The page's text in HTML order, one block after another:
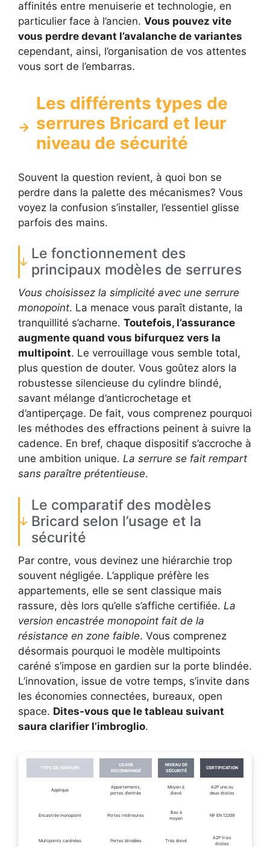
affinités entre menuiserie et technologie, en
particulier face à l’ancien. Vous pouvez vite
vous perdre devant l’avalanche de variantes
cependant, ainsi, l’organisation de vos attentes
vous sort de l’embarras.
Les différents types de
serrures Bricard et leur
niveau de sécurité
Souvent la question revient, à quoi bon se
perdre dans la palette des mécanismes? Vous
voyez la confusion s’installer, l’essentiel glisse
parfois des mains.
Le fonctionnement des
principaux modèles de serrures
Vous choisissez la simplicité avec une serrure
monopoint. La menace vous paraît distante, la
tranquillité s’acharne. Toutefois, l’assurance
augmente quand vous bifurquez vers la
multipoint. Le verrouillage vous semble total,
plus question de douter. Vous goûtez alors la
robustesse silencieuse du cylindre blindé,
savant mélange d’anticrochetage et
d’antiperçage. De fait, vous comprenez pourquoi
les méthodes des effractions peinent à suivre la
cadence. En bref, chaque dispositif s’accroche à
une ambition unique. La serrure se fait rempart
sans paraître prétentieuse.
Le comparatif des modèles
Bricard selon l’usage et la
sécurité
Par contre, vous devinez une hiérarchie trop
souvent négligée. L’applique préfère les
appartements, elle se sent classique mais
rassure, dès lors qu’elle s’affiche certifiée. La
version encastrée monopoint fait de la
résistance en zone faible. Vous comprenez
désormais pourquoi le modèle multipoints
caréné s’impose en gardien sur la porte blindée.
L’innovation, issue de votre temps, s’invite dans
les économies connectées, bureaux, open
space. Dites-vous que le tableau suivant
saura clarifier l’imbroglio.
TYPE DE SERRURE
USAGE
RECOMMANDÉ
NIVEAU DE
SÉCURITÉ
CERTIFICATION
Applique
Appartements,
portes d’entrée
Moyen à
élevé
A2P une ou
deux étoiles
Encastrée monopoint Portes intérieures
Bas à
moyen
NF EN 12209
Multipoints carénées Portes blindées Très élevé
A2P trois
étoiles